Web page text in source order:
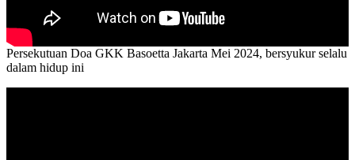
Persekutuan Doa GKK Basoetta Jakarta Mei 2024, bersyukur selalu
dalam hidup ini